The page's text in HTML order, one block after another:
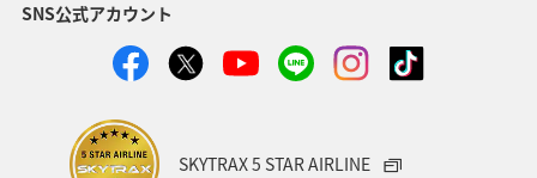
SNS公式アカウント
SKYTRAX 5 STAR AIRLINE